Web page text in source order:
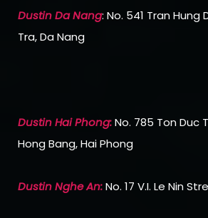
Dustin Da Nang: No. 541 Tran Hung
Tra, Da Nang
Dustin Hai Phong:No. 785 Ton Duc
Hong Bang, Hai Phong
Dustin Nghe An:No. 17 V.I. Le Nin